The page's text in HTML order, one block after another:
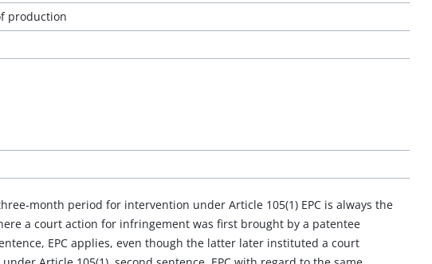
production
month period for intervention under Article 105(1) EPC is always the
a court action for infringement was first brought by a patentee
EPC applies, even though the latter later instituted a court